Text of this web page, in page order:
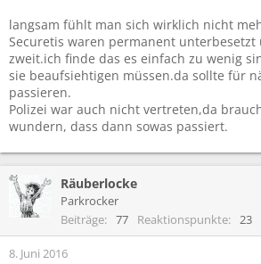
langsam fühlt man sich wirklich nicht
Securetis waren permanent unterbesetzt
zweit.ich finde das es einfach zu wenig
sie beaufsiehtigen müssen.da sollte für
passieren.
Polizei war auch nicht vertreten,da
wundern, dass dann sowas passiert.
Räuberlocke
Parkrocker
Beiträge
77 Reaktionspunkte 23
8. Juni 2016